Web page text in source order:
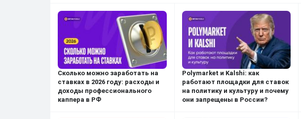
Сколько можно заработать на
ставках в 2026 году: расходы и
доходы профессионального
каппера в РФ
Polymarket и Kalshi: как
работают площадки для ставок
на политику и культуру и почему
они запрещены в России?